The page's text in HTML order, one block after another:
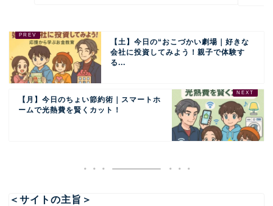
【土】今日の“おこづかい劇場｜好きな
会社に投資してみよう！親子で体験す
る...
【月】今日のちょい節約術｜スマートホ
ームで光熱費を賢くカット！
＜サイトの主旨＞